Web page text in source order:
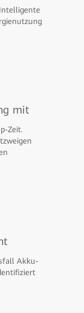
mit
Zeit.
Akku-